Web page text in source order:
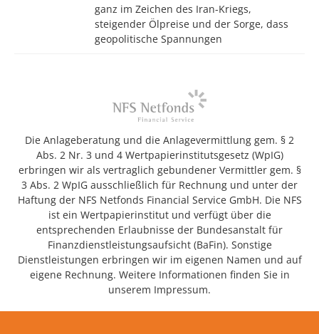
ganz im Zeichen des Iran-Kriegs,
steigender Ölpreise und der Sorge, dass
geopolitische Spannungen
Die Anlageberatung und die Anlagevermittlung gem. § 2
Abs. 2 Nr. 3 und 4 Wertpapierinstitutsgesetz (WpIG)
erbringen wir als vertraglich gebundener Vermittler gem. §
3 Abs. 2 WpIG ausschließlich für Rechnung und unter der
Haftung der NFS Netfonds Financial Service GmbH. Die NFS
ist ein Wertpapierinstitut und verfügt über die
entsprechenden Erlaubnisse der Bundesanstalt für
Finanzdienstleistungsaufsicht (BaFin). Sonstige
Dienstleistungen erbringen wir im eigenen Namen und auf
eigene Rechnung. Weitere Informationen finden Sie in
unserem Impressum.